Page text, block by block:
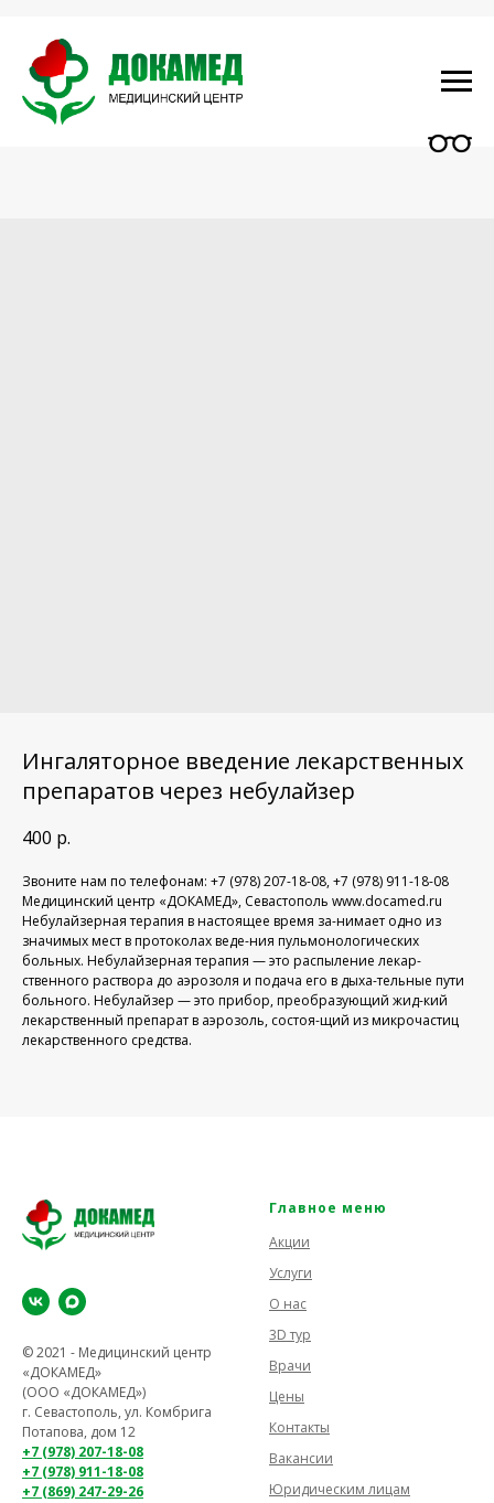
Ингаляторное введение лекарственных
препаратов через небулайзер
400 р.
Звоните нам по телефонам: +7 (978) 207-18-08, +7 (978) 911-18-08
Медицинский центр «ДОКАМЕД», Севастополь www.docamed.ru
Небулайзерная терапия в настоящее время за-нимает одно из
значимых мест в протоколах веде-ния пульмонологических
больных. Небулайзерная терапия — это распыление лекар-
ственного раствора до аэрозоля и подача его в дыха-тельные пути
больного. Небулайзер — это прибор, преобразующий жид-кий
лекарственный препарат в аэрозоль, состоя-щий из микрочастиц
лекарственного средства.
© 2021 - Медицинский центр
«ДОКАМЕД»
(ООО «ДОКАМЕД»)
г. Севастополь, ул. Комбрига
Потапова, дом 12
+7 (978) 207-18-08
+7 (978) 911-18-08
+7 (869) 247-29-26
Главное меню
Акции
Услуги
О нас
3D тур
Врачи
Цены
Контакты
Вакансии
Юридическим лицам